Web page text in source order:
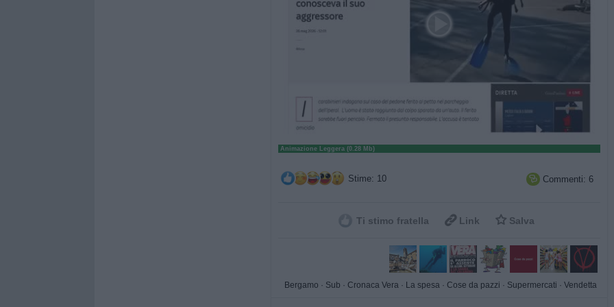
Animazione Leggera (0.28 Mb)
Stime: 10  Commenti: 6
Ti stimo fratella  Link  Salva
Bergamo · Sub · Cronaca Vera · La spesa · Cose da pazzi · Supermercati · Vendetta